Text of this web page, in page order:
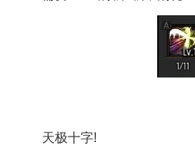
天极十字!